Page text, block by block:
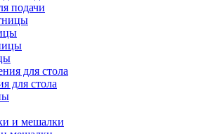
подачи
для стола